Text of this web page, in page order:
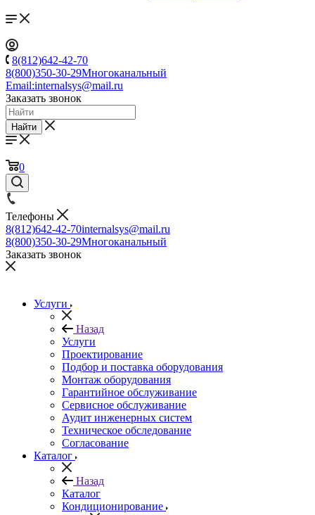
8(812)642-42-70
8(800)350-30-29Многоканальный
Email:internalsys@mail.ru
Заказать звонок
Найти
0
Телефоны
8(812)642-42-70internalsys@mail.ru
8(800)350-30-29Многоканальный
Заказать звонок
Услуги
Назад
Услуги
Проектирование
Подбор и поставка оборудования
Монтаж оборудования
Гарантийное обслуживание
Сервисное обслуживание
Аудит инженерных систем
Техническое обследование
Согласование
Каталог
Назад
Каталог
Кондиционирование